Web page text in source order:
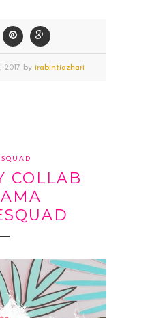
2017 by irabintiazhari
COLLAB